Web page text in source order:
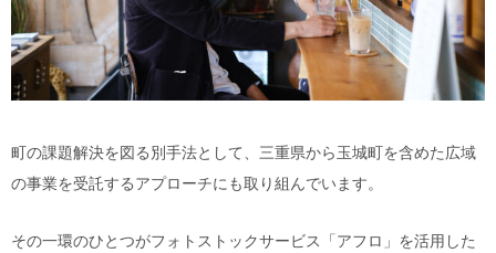
町の課題解決を図る別手法として、三重県から玉城町を含めた広域
の事業を受託するアプローチにも取り組んでいます。
その一環のひとつがフォトストックサービス「アフロ」を活用した